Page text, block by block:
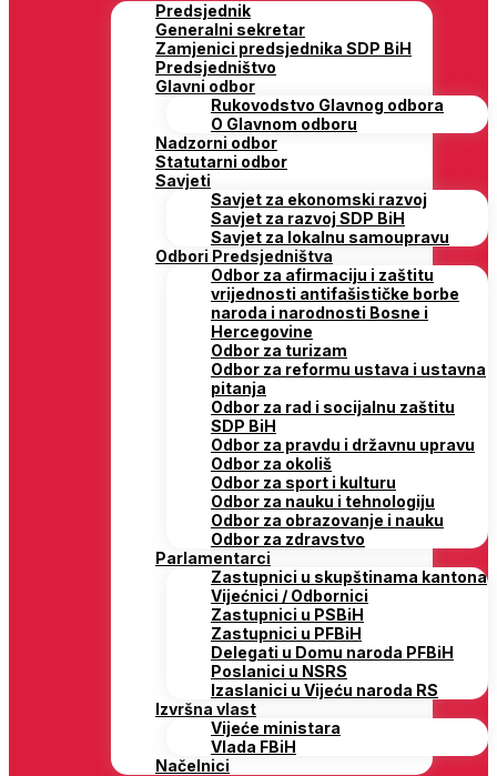
Predsjednik
Generalni sekretar
Zamjenici predsjednika SDP BiH
Predsjedništvo
Glavni odbor
Rukovodstvo Glavnog odbora
O Glavnom odboru
Nadzorni odbor
Statutarni odbor
Savjeti
Savjet za ekonomski razvoj
Savjet za razvoj SDP BiH
Savjet za lokalnu samoupravu
Odbori Predsjedništva
Odbor za afirmaciju i zaštitu
vrijednosti antifašističke borbe
naroda i narodnosti Bosne i
Hercegovine
Odbor za turizam
Odbor za reformu ustava i ustavna
pitanja
Odbor za rad i socijalnu zaštitu
SDP BiH
Odbor za pravdu i državnu upravu
Odbor za okoliš
Odbor za sport i kulturu
Odbor za nauku i tehnologiju
Odbor za obrazovanje i nauku
Odbor za zdravstvo
Parlamentarci
Zastupnici u skupštinama kantona
Vijećnici / Odbornici
Zastupnici u PSBiH
Zastupnici u PFBiH
Delegati u Domu naroda PFBiH
Poslanici u NSRS
Izaslanici u Vijeću naroda RS
Izvršna vlast
Vijeće ministara
Vlada FBiH
Načelnici